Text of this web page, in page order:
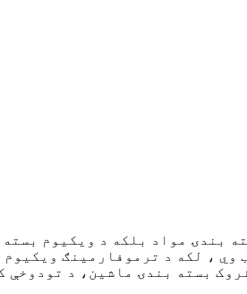
بندۍ مواد بلکه د ویکیوم
، لکه د ترموفارمینګ